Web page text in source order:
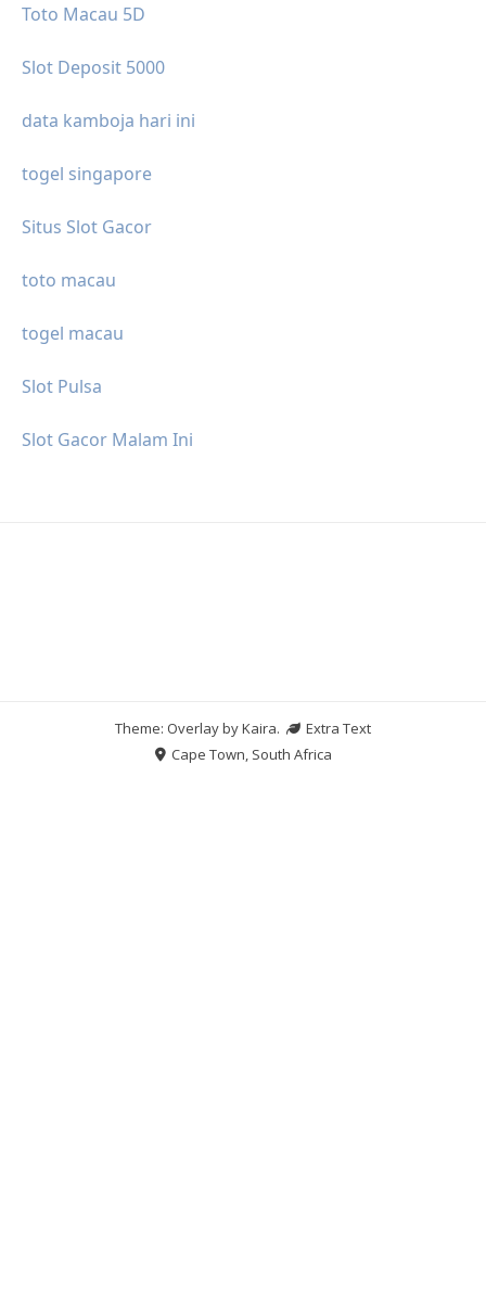
Toto Macau 5D
Slot Deposit 5000
data kamboja hari ini
togel singapore
Situs Slot Gacor
toto macau
togel macau
Slot Pulsa
Slot Gacor Malam Ini
Theme: Overlay byKaira.
Extra Text
Cape Town, South Africa